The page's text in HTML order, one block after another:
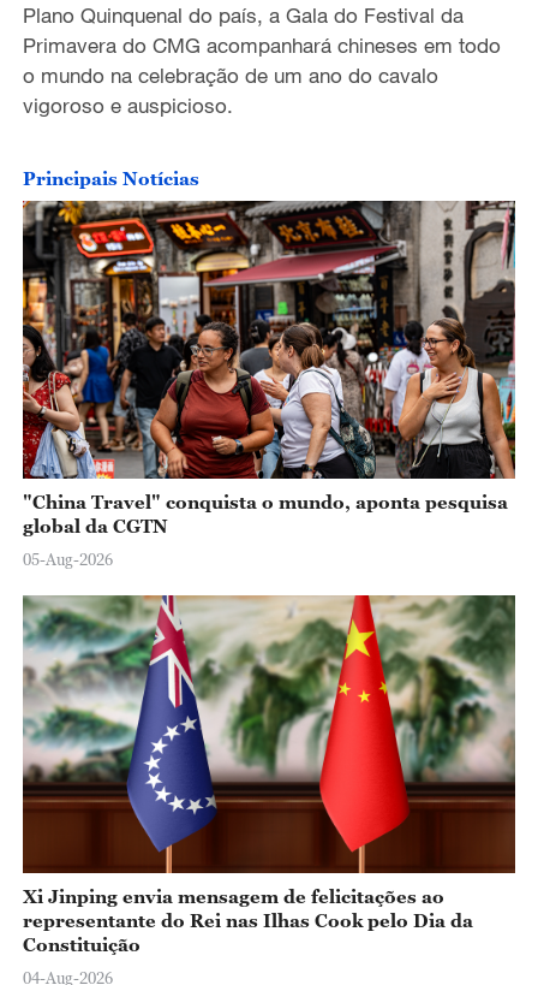
Plano Quinquenal do país, a Gala do Festival da
Primavera do CMG acompanhará chineses em todo
o mundo na celebração de um ano do cavalo
vigoroso e auspicioso.
Principais Notícias
"China Travel" conquista o mundo, aponta pesquisa
global da CGTN
05-Aug-2026
Xi Jinping envia mensagem de felicitações ao
representante do Rei nas Ilhas Cook pelo Dia da
Constituição
04-Aug-2026